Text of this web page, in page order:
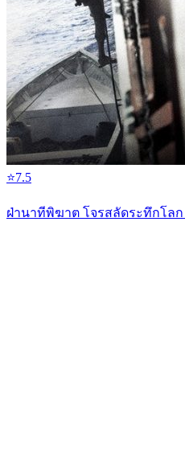
⭐7.5
ฝ่านาทีพิฆาต โจรสลัดระทึกโลก